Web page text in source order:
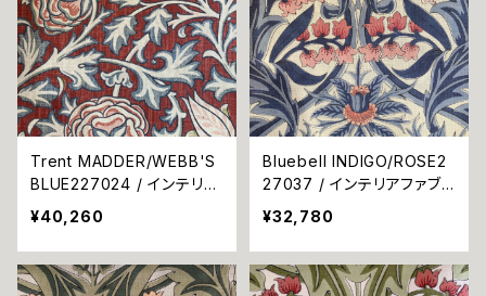
Trent MADDER/WEBB'S
BLUE227024 / インテリア
ファブリック海外取寄せ品
¥40,260
Bluebell INDIGO/ROSE2
27037 / インテリアファブリ
ック海外取寄せ品
¥32,780